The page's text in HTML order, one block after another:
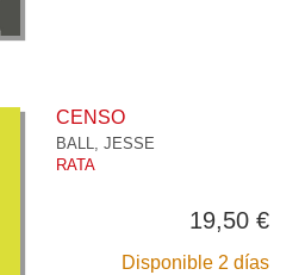
CENSO
BALL, JESSE
RATA
19,50 €
Disponible 2 días